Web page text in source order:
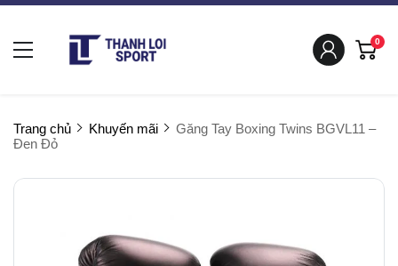
0
Trang chủ Khuyến mãi
Găng Tay Boxing Twins BGVL11 –
Đen Đỏ